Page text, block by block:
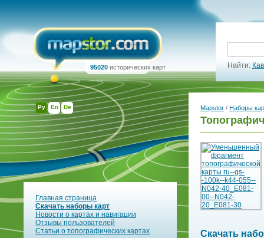
Ру En De
95020 исторических карт Найти:
Главная страница
Скачать наборы карт
Новости о картах и навигации
Отзывы пользователей
Статьи о топографических картах
Mapstor / Наборы
Скачать